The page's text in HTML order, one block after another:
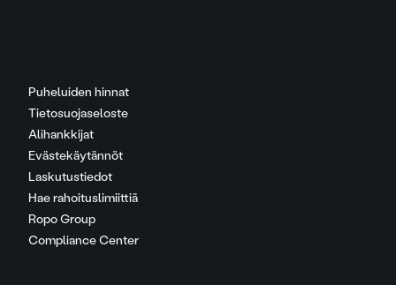
Puheluiden hinnat
Tietosuojaseloste
Alihankkijat
Evästekäytännöt
Laskutustiedot
Hae rahoituslimiittiä
Ropo Group
Compliance Center